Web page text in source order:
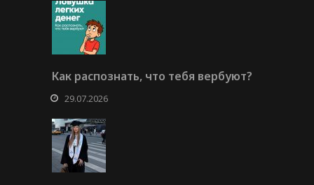
Как распознать, что тебя вербуют?
29.07.2026